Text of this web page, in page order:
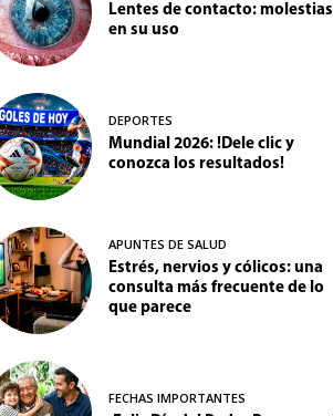
Lentes de contacto: molestias
en su uso
DEPORTES
Mundial 2026: !Dele clic y
conozca los resultados!
APUNTES DE SALUD
Estrés, nervios y cólicos: una
consulta más frecuente de lo
que parece
FECHAS IMPORTANTES